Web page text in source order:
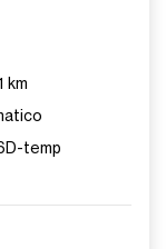
km
temp